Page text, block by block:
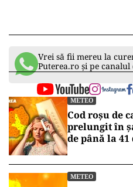
Vrei să fii mereu la
Puterea.ro și pe
METEO
Cod roșu de
prelungit în
de până la 41
METEO